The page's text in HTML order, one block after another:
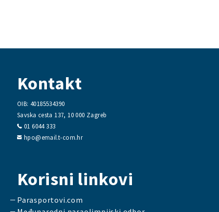
Kontakt
OIB: 40185534390
Savska cesta 137, 10 000 Zagreb
01 6044 333
hpo@email.t-com.hr
Korisni linkovi
Parasportovi.com